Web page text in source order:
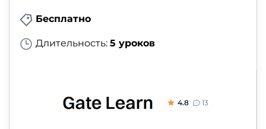
Бесплатно
Длительность: 5 уроков
4.8 13